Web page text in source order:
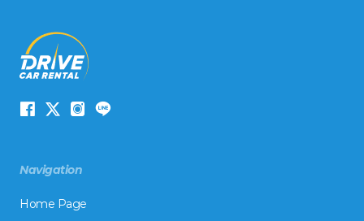
Navigation
Home Page